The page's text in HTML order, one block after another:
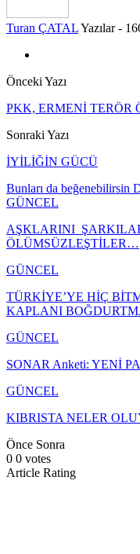
Turan ÇATALYazılar -
Önceki Yazı
PKK, ERMENİ TERÖR
Sonraki Yazı
İYİLİĞİN GÜCÜ
Bunları da beğenebilirsin
GÜNCEL
AŞKLARINI
ÖLÜMSÜZLEŞTİLER…
GÜNCEL
TÜRKİYE’YE HİÇ
KAPLANI
GÜNCEL
SONAR Anketi: YENİ
GÜNCEL
KIBRISTA NELER
Önce Sonra
0 0 votes
Article Rating